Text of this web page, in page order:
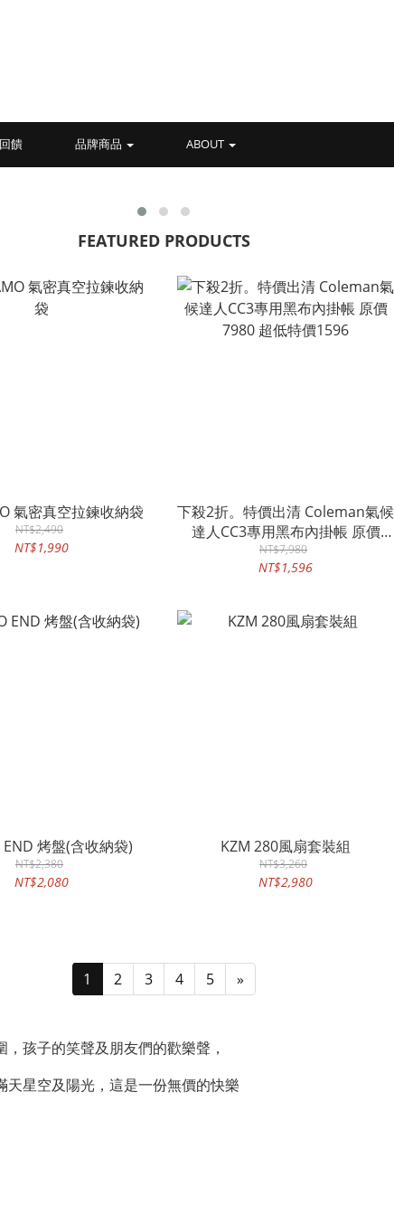
饋 品牌商品 ABOUT
FEATURED PRODUCTS
氣密真空拉鍊收納袋
NT$2,490
NT$1,990
下殺2折。特價出清 Coleman氣候
達人CC3專用黑布內掛帳 原價
7980 超低特價1596
NT$7,980
NT$1,596
END 烤盤(含收納袋)
NT$2,380
NT$2,080
KZM 280風扇套裝組
NT$3,260
NT$2,980
1 2 3 4 5 »
孩子的笑聲及朋友們的歡樂聲，
星空及陽光，這是一份無價的快樂